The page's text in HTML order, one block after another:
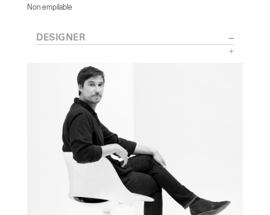
Non empilable
DESIGNER